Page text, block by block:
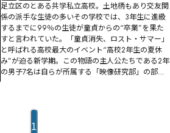
足立区のとある共学私立高校。土地柄もあり交友関
係の派手な生徒の多いその学校では、3年生に進級
するまでに99％の生徒が童貞からの“卒業”を果た
すと言われていた。「童貞消失、ロスト・サマー」
と呼ばれる高校最大のイベント“高校2年生の夏休
み”が迫る新学期。この物語の主人公たちである2年
の男子7名は自らが所属する「映像研究部」の部室
1